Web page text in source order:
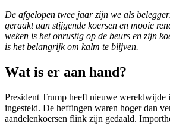
De afgelopen twee jaar zijn we als
geraakt aan stijgende koersen en mooie
weken is het onrustig op de beurs en zijn
is het belangrijk om kalm te blijven.
Wat is er aan hand?
President Trump heeft nieuwe wereldwijde
ingesteld. De heffingen waren hoger dan
aandelenkoersen flink zijn gedaald.